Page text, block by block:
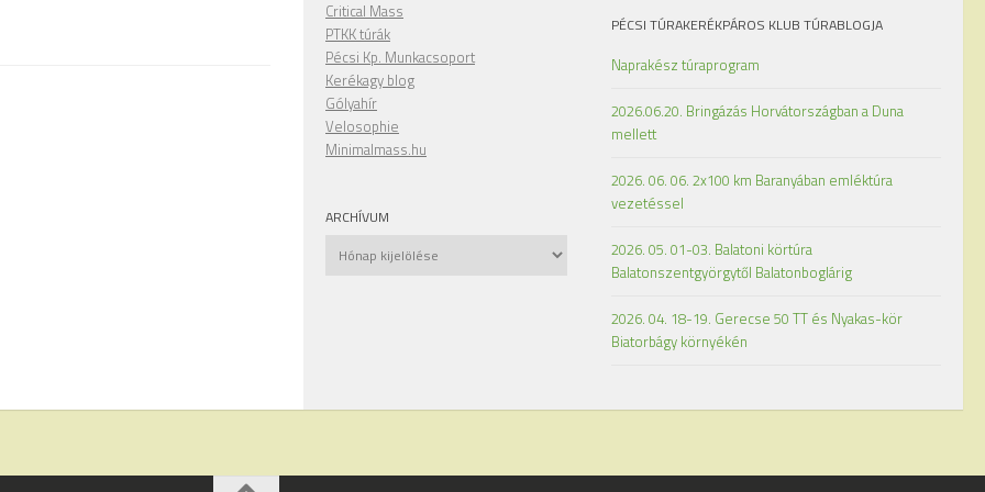
PÉCSI TÚRAKERÉKPÁROS KLUB TÚRABLOGJA
Naprakész túraprogram
2026.06.20. Bringázás Horvátországban a Duna
mellett
2026. 06. 06. 2x100 km Baranyában emléktúra
vezetéssel
2026. 05. 01-03. Balatoni körtúra
Balatonszentgyörgytől Balatonboglárig
2026. 04. 18-19. Gerecse 50 TT és Nyakas-kör
Biatorbágy környékén
Critical Mass
PTKK túrák
Pécsi Kp. Munkacsoport
Kerékagy blog
Gólyahír
Velosophie
Minimalmass.hu
ARCHÍVUM
Archívum